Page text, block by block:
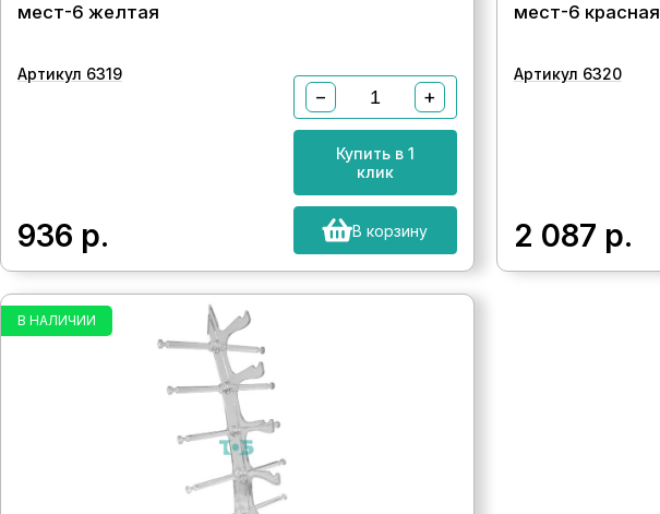
мест-6 желтая
Артикул 6319
936 р.
− +
Купить в 1
клик
В корзину
мест-6 красная
Артикул 6320
2 087 р.
В НАЛИЧИИ